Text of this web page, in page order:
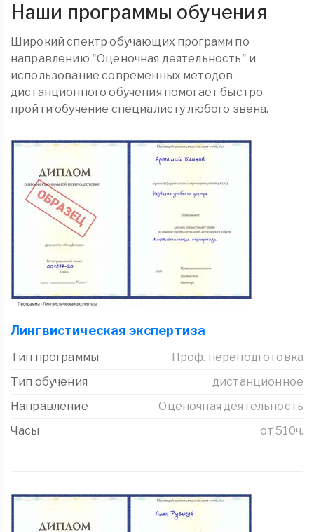
Наши программы обучения
Широкий спектр обучающих программ по
направлению "Оценочная деятельность" и
использование современных методов
дистанционного обучения помогает быстро
пройти обучение специалисту любого звена.
Лингвистическая экспертиза
Тип программы
Проф. переподготовка
Тип обучения
дистанционное
Направление
Оценочная деятельность
Часы
от 510ч.